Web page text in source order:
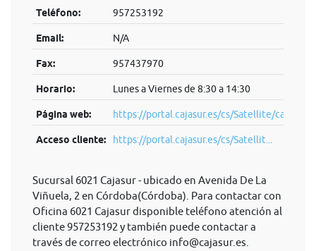
Teléfono: 957253192
Email: N/A
Fax: 957437970
Horario: Lunes a Viernes de 8:30 a 14:30
Página web: https://portal.cajasur.es/cs/Satellite/cajasur/
Acceso cliente: https://portal.cajasur.es/cs/Satellit...
Sucursal 6021 Cajasur - ubicado en Avenida De La
Viñuela, 2 en Córdoba(Córdoba). Para contactar con
Oficina 6021 Cajasur disponible teléfono atención al
cliente 957253192 y también puede contactar a
través de correo electrónico info@cajasur.es